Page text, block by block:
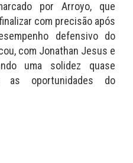
por Arroyo, que
com precisão após
defensivo do
com Jonathan Jesus e
uma solidez quase
as oportunidades do